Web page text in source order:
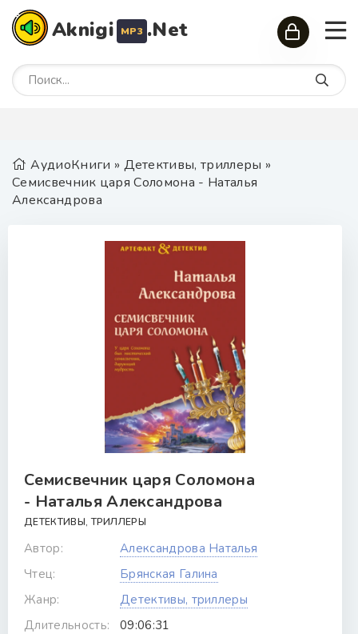
Aknigi MP3 .Net
АудиоКниги » Детективы, триллеры »
Семисвечник царя Соломона - Наталья
Александрова
Семисвечник царя Соломона
- Наталья Александрова
ДЕТЕКТИВЫ, ТРИЛЛЕРЫ
Автор:
Александрова Наталья
Чтец:
Брянская Галина
Жанр:
Детективы, триллеры
Длительность:
09:06:31